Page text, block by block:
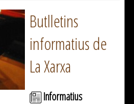
Butlletins
informatius de
La Xarxa
Informatius